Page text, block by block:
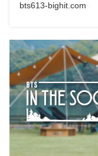
bts613-bighit.com